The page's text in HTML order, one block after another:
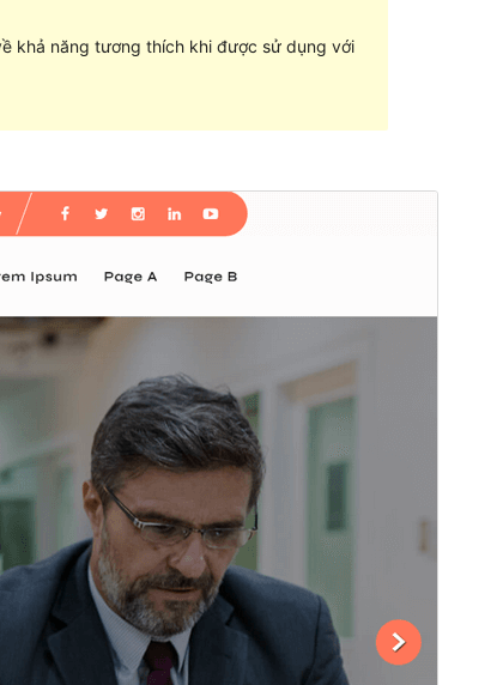
khả năng tương thích khi được sử dụng với
thử Tải về
nhật lần cuối
cài đặt
40+
bản WordPress
bản PHP
chủ của giao diện